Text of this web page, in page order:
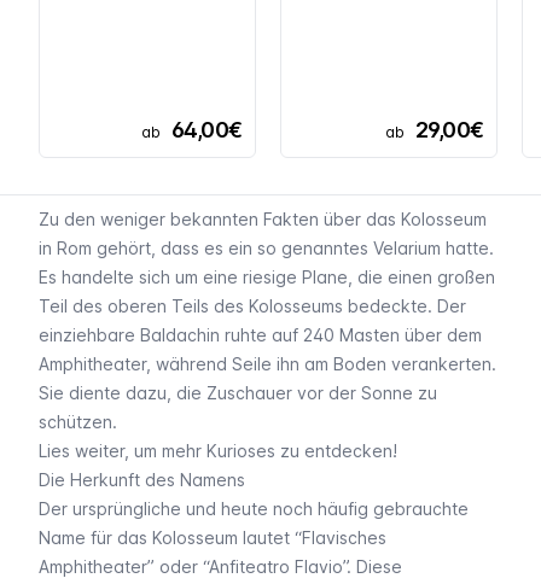
ab 64,00€ ab 29,00€
Zu den weniger bekannten Fakten über das Kolosseum
in Rom gehört, dass es ein so genanntes Velarium hatte.
Es handelte sich um eine riesige Plane, die einen großen
Teil des oberen Teils des Kolosseums bedeckte. Der
einziehbare Baldachin ruhte auf 240 Masten über dem
Amphitheater, während Seile ihn am Boden verankerten.
Sie diente dazu, die Zuschauer vor der Sonne zu
schützen.
Lies weiter, um mehr Kurioses zu entdecken!
Die Herkunft des Namens
Der ursprüngliche und heute noch häufig gebrauchte
Name für das Kolosseum lautet “Flavisches
Amphitheater” oder “Anfiteatro Flavio”. Diese